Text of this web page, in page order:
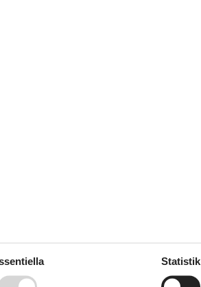
Hus areal
Ingen engångsservis
Statistik